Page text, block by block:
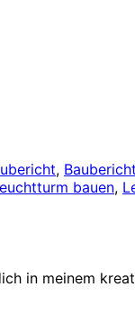
,
bauen,
in meinem